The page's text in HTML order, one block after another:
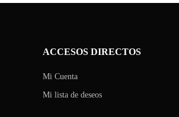
ACCESOS DIRECTOS
Mi Cuenta
Mi lista de deseos